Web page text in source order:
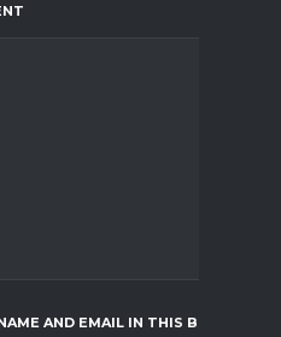
AND EMAIL IN THIS BROWSER